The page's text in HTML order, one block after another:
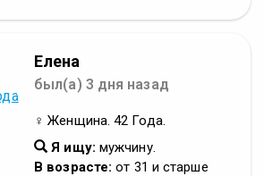
Елена
был(а) 3 дня назад
♀ Женщина. 42 Года.
Я ищу: мужчину.
В возрасте: от 31 и старше